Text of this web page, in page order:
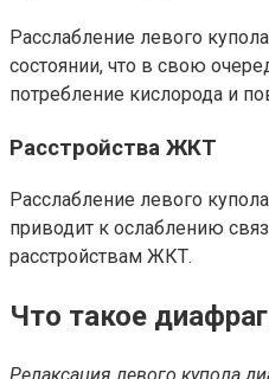
Расслабление левого
состоянии, что в свою
потребление кислорода и
Расстройства ЖКТ
Расслабление левого
приводит к ослаблению
расстройствам ЖКТ.
Что такое